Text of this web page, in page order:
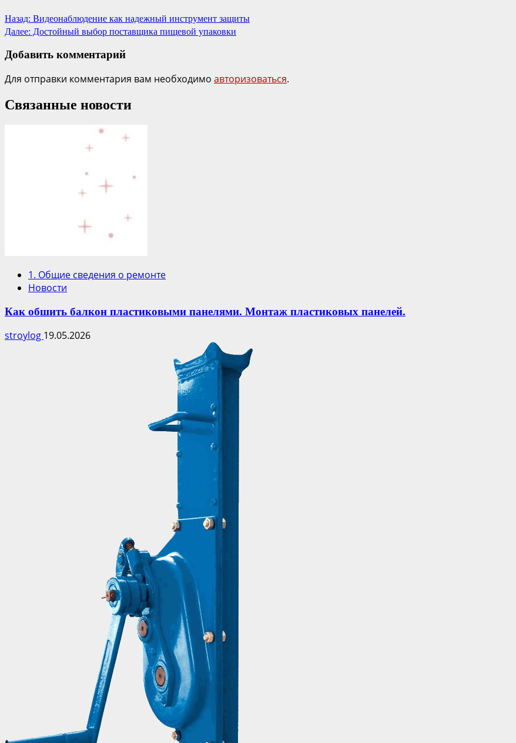
Назад: Видеонаблюдение как надежный инструмент защиты
Далее: Достойный выбор поставщика пищевой упаковки
Добавить комментарий
Для отправки комментария вам необходимо авторизоваться.
Связанные новости
1. Общие сведения о ремонте
Новости
Как обшить балкон пластиковыми панелями. Монтаж пластиковых панелей.
stroylog 19.05.2026